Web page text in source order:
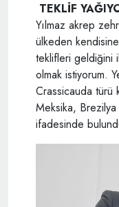
TEKLİF
Yılmaz akrep
ülkeden
teklifleri geldiğini
olmak istiyorum.
Crassicauda türü
Meksika,
ifadesinde